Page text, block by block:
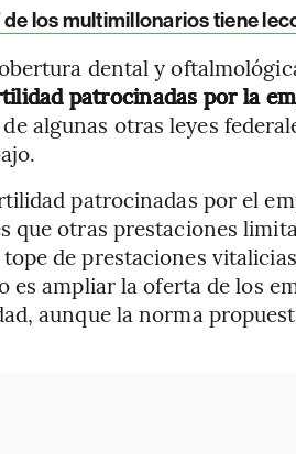
de los multimillonarios tiene
dental y
patrocinadas por la
algunas otras leyes
patrocinadas por el
que otras prestaciones
de prestaciones
ampliar la oferta de los
aunque la norma